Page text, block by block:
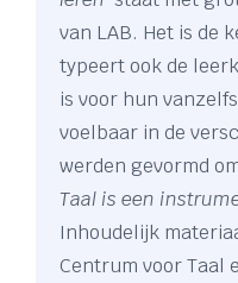
van LAB. Het is de
typeert ook de
is voor hun
voelbaar in de
werden gevormd
Taal is een
Inhoudelijk
Centrum voor Taal